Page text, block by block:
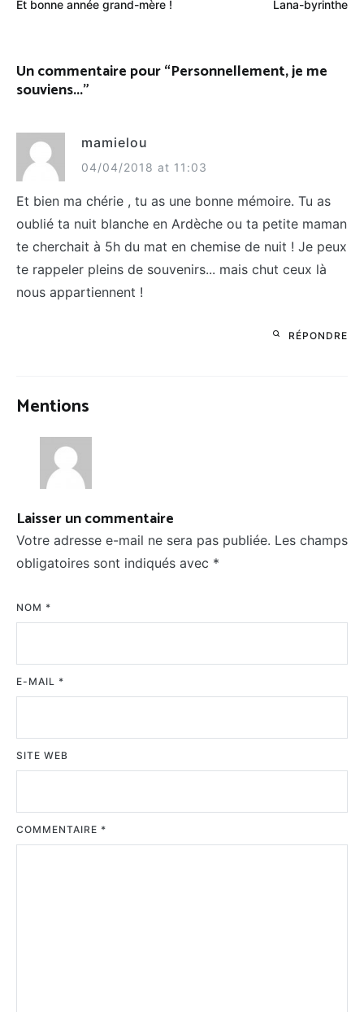
de
Et bonne année grand-mère ! Lana-byrinthe
Un commentaire pour “Personnellement, je me
souviens...”
mamielou
04/04/2018 at 11:03
Et bien ma chérie , tu as une bonne mémoire. Tu as
oublié ta nuit blanche en Ardèche ou ta petite maman
te cherchait à 5h du mat en chemise de nuit ! Je peux
te rappeler pleins de souvenirs... mais chut ceux là
nous appartiennent !
RÉPONDRE
Mentions
Laisser un commentaire
Votre adresse e-mail ne sera pas publiée. Les champs
obligatoires sont indiqués avec *
NOM *
E-MAIL *
SITE WEB
COMMENTAIRE *